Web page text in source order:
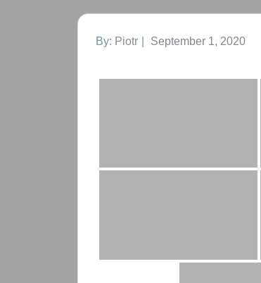
By: Piotr
Posted
September 1, 2020